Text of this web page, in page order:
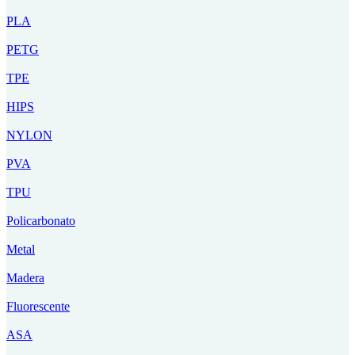
PLA
PETG
TPE
HIPS
NYLON
PVA
TPU
Policarbonato
Metal
Madera
Fluorescente
ASA